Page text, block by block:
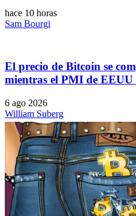
hace 10 horas
Sam Bourgi
El precio de Bitcoin se
mientras el PMI de EEUU
6 ago 2026
William Suberg